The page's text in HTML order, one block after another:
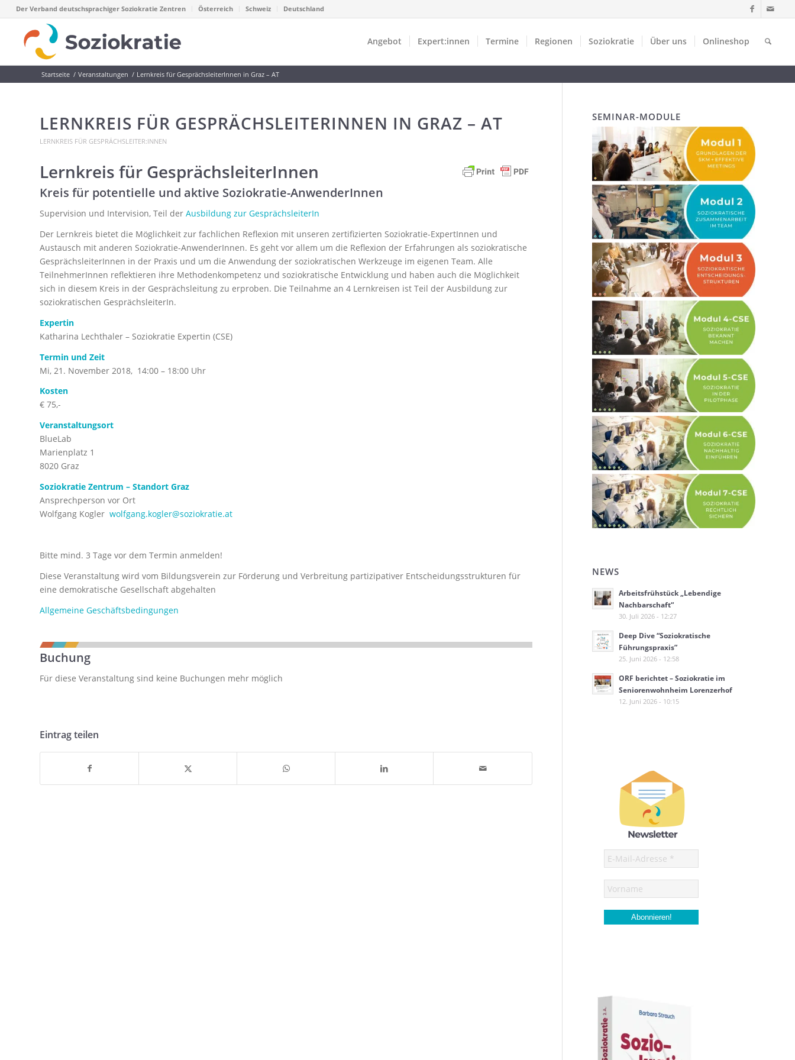
Der Verband deutschsprachiger Soziokratie Zentren Österreich Schweiz Deutschland
Angebot Expert:innen Termine Regionen Soziokratie Über uns Onlineshop
Startseite / Veranstaltungen / Lernkreis für GesprächsleiterInnen in Graz – AT
LERNKREIS FÜR GESPRÄCHSLEITERINNEN IN GRAZ – AT
LERNKREIS FÜR GESPRÄCHSLEITER:INNEN
Lernkreis für GesprächsleiterInnen
Kreis für potentielle und aktive Soziokratie-AnwenderInnen
Supervision und Intervision, Teil der Ausbildung zur GesprächsleiterIn
Der Lernkreis bietet die Möglichkeit zur fachlichen Reflexion mit unseren zertifizierten Soziokratie-ExpertInnen und
Austausch mit anderen Soziokratie-AnwenderInnen. Es geht vor allem um die Reflexion der Erfahrungen als soziokratische
GesprächsleiterInnen in der Praxis und um die Anwendung der soziokratischen Werkzeuge im eigenen Team. Alle
TeilnehmerInnen reflektieren ihre Methodenkompetenz und soziokratische Entwicklung und haben auch die Möglichkeit
sich in diesem Kreis in der Gesprächsleitung zu erproben. Die Teilnahme an 4 Lernkreisen ist Teil der Ausbildung zur
soziokratischen GesprächsleiterIn.
Expertin
Katharina Lechthaler – Soziokratie Expertin (CSE)
Termin und Zeit
Mi, 21. November 2018, 14:00 – 18:00 Uhr
Kosten
€ 75,-
Veranstaltungsort
BlueLab
Marienplatz 1
8020 Graz
Soziokratie Zentrum – Standort Graz
Ansprechperson vor Ort
Wolfgang Kogler wolfgang.kogler@soziokratie.at
Bitte mind. 3 Tage vor dem Termin anmelden!
Diese Veranstaltung wird vom Bildungsverein zur Förderung und Verbreitung partizipativer Entscheidungsstrukturen für
eine demokratische Gesellschaft abgehalten
Allgemeine Geschäftsbedingungen
Buchung
Für diese Veranstaltung sind keine Buchungen mehr möglich
Eintrag teilen
SEMINAR-MODULE
NEWS
Arbeitsfrühstück „Lebendige
Nachbarschaft“
30. Juli 2026 - 12:27
Deep Dive “Soziokratische
Führungspraxis”
25. Juni 2026 - 12:58
ORF berichtet – Soziokratie im
Seniorenwohnheim Lorenzerhof
12. Juni 2026 - 10:15